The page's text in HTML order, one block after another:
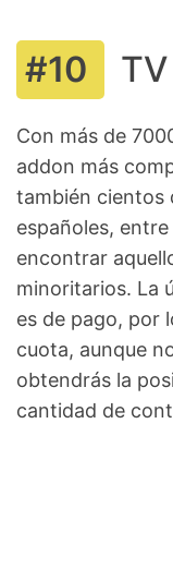
Con más de
addon más
también cientos
españoles,
encontrar
minoritarios. La
es de pago, por
cuota, aunque
obtendrás la
cantidad de